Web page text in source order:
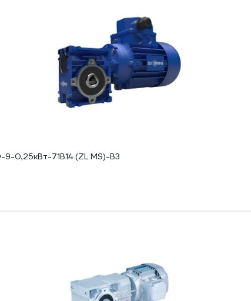
71B14 (ZL MS)-B3